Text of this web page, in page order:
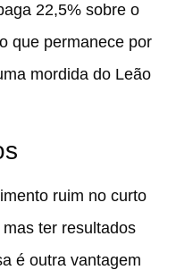
22,5% sobre o
que permanece por
mordida do Leão
ruim no curto
ter resultados
é outra vantagem